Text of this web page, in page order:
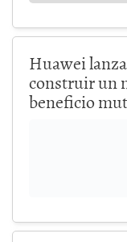
Huawei
construir un
beneficio